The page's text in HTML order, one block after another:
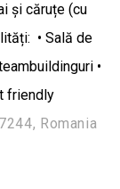
și căruțe (cu
• Sală de
•
friendly
Romania